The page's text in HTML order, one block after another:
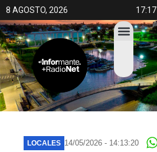
8 AGOSTO, 2026 17:17
LOCALES 14/05/2026 - 14:13:20